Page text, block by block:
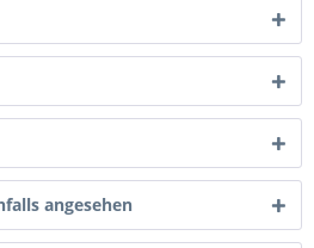
angesehen